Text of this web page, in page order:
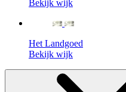
Bekijk wijk
Het Landgoed
Bekijk wijk